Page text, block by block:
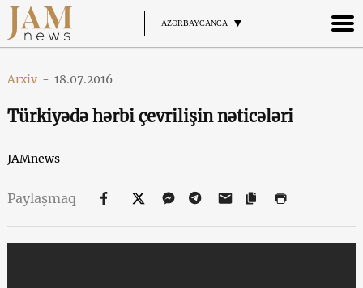
AZƏRBAYCANCA
Arxiv - 18.07.2016
Türkiyədə hərbi çevrilişin nəticələri
JAMnews
Paylaşmaq